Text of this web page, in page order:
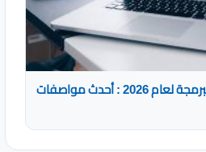
أفضل أجهزة اللاب توب للبرمجة لعام 2026 : أحدث مواصفات